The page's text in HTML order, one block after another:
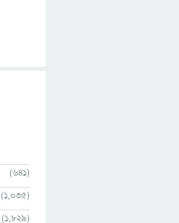
(641)
(1,035)
(1,829)